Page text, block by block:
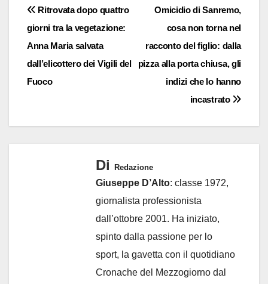
Navigazione
articoli
Omicidio di Sanremo,
cosa non torna nel
racconto del figlio: dalla
pizza alla porta chiusa, gli
indizi che lo hanno
incastrato
Ritrovata dopo quattro
giorni tra la vegetazione:
Anna Maria salvata
dall’elicottero dei Vigili del
Fuoco
Di Redazione
Giuseppe D’Alto: classe 1972,
giornalista professionista
dall’ottobre 2001. Ha iniziato,
spinto dalla passione per lo
sport, la gavetta con il quotidiano
Cronache del Mezzogiorno dal